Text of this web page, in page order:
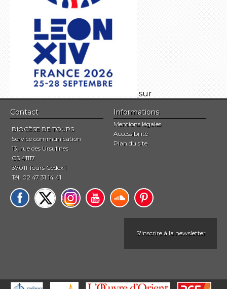
sur
Contact
DIOCÈSE DE TOURS
Service communication
13, rue des Ursulines
CS 41117
37011 Tours Cedex 1
Tél. 02 47 31 14 41
Informations
Mentions légales
Accessibilité
Plan du site
S'inscrire à la newsletter